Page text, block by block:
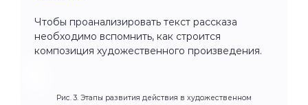
Чтобы проанализировать текст рассказа
необходимо вспомнить, как строится
композиция художественного произведения.
Рис. 3. Этапы развития действия в художественном